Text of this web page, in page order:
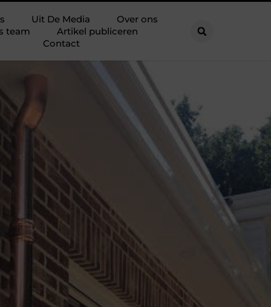
Uit De Media
Over ons
team
Artikel publiceren
Contact